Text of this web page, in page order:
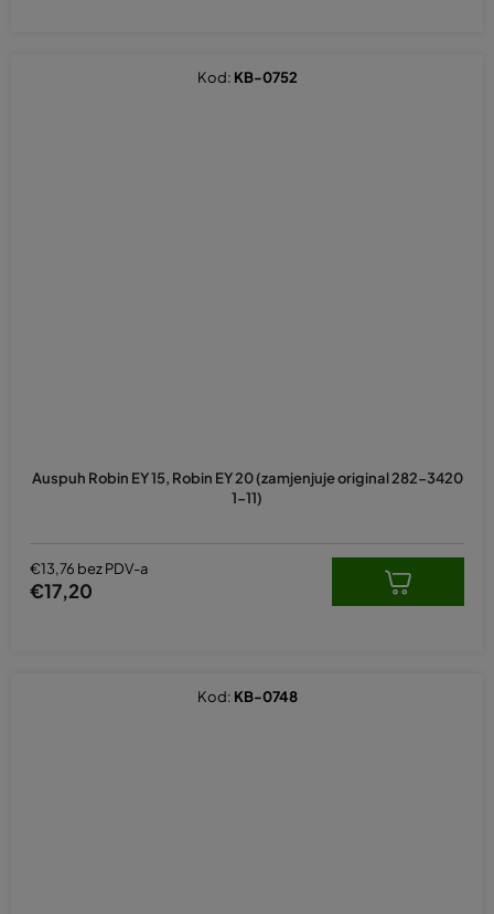
Auspuh Robin EY 15, Robin EY 20 (zamjenjuje original 282-3420
1-11)
€13,76 bez PDV-a
€17,20
Kod: KB-0752
Kod: KB-0748